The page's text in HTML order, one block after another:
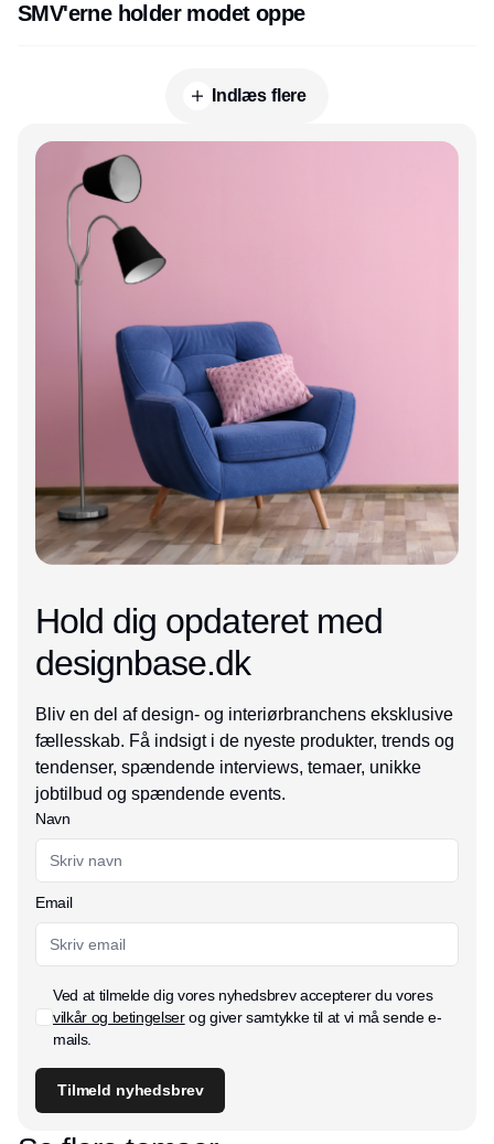
SMV'erne holder modet oppe
Indlæs flere
Annonce
Hold dig opdateret med
designbase.dk
Bliv en del af design- og interiørbranchens eksklusive
fællesskab. Få indsigt i de nyeste produkter, trends og
tendenser, spændende interviews, temaer, unikke
jobtilbud og spændende events.
Navn
Email
Ved at tilmelde dig vores nyhedsbrev accepterer du vores
vilkår og betingelserog giver samtykke til at vi må sende e-
mails.
Tilmeld nyhedsbrev